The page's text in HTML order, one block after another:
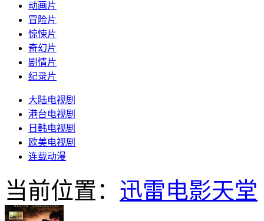
动画片
冒险片
惊悚片
奇幻片
剧情片
纪录片
大陆电视剧
港台电视剧
日韩电视剧
欧美电视剧
连载动漫
当前位置： 迅雷电影天堂